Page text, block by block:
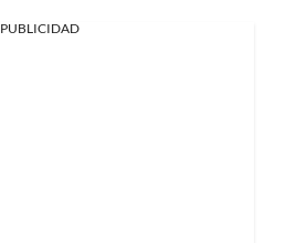
PUBLICIDAD